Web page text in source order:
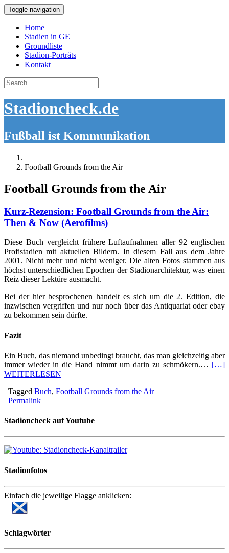
Toggle navigation
Home
Stadien in GE
Groundliste
Stadion-Porträts
Kontakt
Search
for:
Stadioncheck.de
Fußball ist Kommunikation
Football Grounds from the Air
Football Grounds from the Air
Kurz-Rezension: Football Grounds from the Air:
Then & Now (Aerofilms)
Diese Buch vergleicht frühere Luftaufnahmen aller 92 englischen
Profistadien mit aktuellen Bildern. In diesem Fall aus dem Jahre
2001. Nicht mehr und nicht weniger. Die alten Fotos stammen aus
höchst unterschiedlichen Epochen der Stadionarchitektur, was einen
Reiz dieser Lektüre ausmacht.
Bei der hier besprochenen handelt es sich um die 2. Edition, die
inzwischen vergriffen und nur noch über das Antiquariat oder ebay
zu bekommen sein dürfte.
Fazit
Ein Buch, das niemand unbedingt braucht, das man gleichzeitig aber
immer wieder in die Hand nimmt um darin zu schmökern.… […]
WEITERLESEN
Tagged Buch, Football Grounds from the Air
Permalink
Stadioncheck auf Youtube
Stadionfotos
Einfach die jeweilige Flagge anklicken:
Schlagwörter